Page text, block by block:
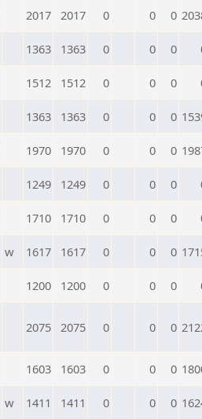
2017 2017 0 0 0
1363 1363 0 0 0
1512 1512 0 0 0
1363 1363 0 0 0
1970 1970 0 0 0
1249 1249 0 0 0
1710 1710 0 0 0
w 1617 1617 0 0 0
1200 1200 0 0 0
2075 2075 0 0 0
1603 1603 0 0 0
w 1411 1411 0 0 0